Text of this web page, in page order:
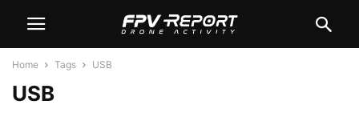
Home Tags USB
USB